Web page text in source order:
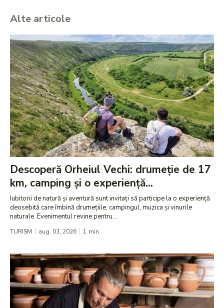
Alte articole
Descoperă Orheiul Vechi: drumeție de 17
km, camping și o experiență...
Iubitorii de natură și aventură sunt invitați să participe la o experiență
deosebită care îmbină drumețiile, campingul, muzica și vinurile
naturale. Evenimentul revine pentru...
TURISM aug. 03, 2026 1 min.